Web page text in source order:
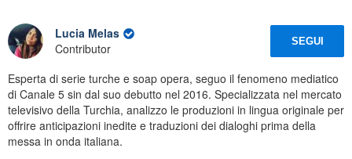
Lucia Melas
Contributor
SEGUI
Esperta di serie turche e soap opera, seguo il fenomeno mediatico
di Canale 5 sin dal suo debutto nel 2016. Specializzata nel mercato
televisivo della Turchia, analizzo le produzioni in lingua originale per
offrire anticipazioni inedite e traduzioni dei dialoghi prima della
messa in onda italiana.